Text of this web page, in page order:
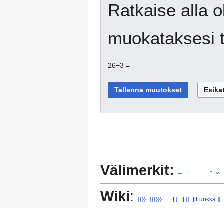
Ratkaise alla
muokataksesi
26−3 =
Välimerkit: – ” ’ ° ≈
Wiki: {{}} {{{}}} | [ ] [[ ]] [[Luokka:]]